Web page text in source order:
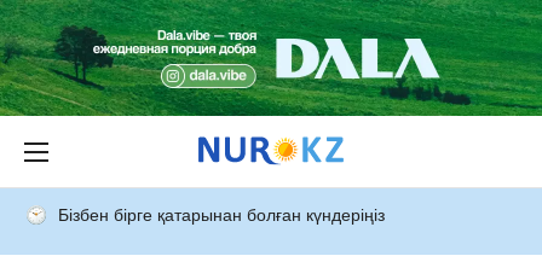
Бізбен бірге қатарынан болған күндеріңіз